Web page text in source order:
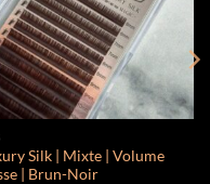
Silk | Mixte | Volume
| Brun-Noir